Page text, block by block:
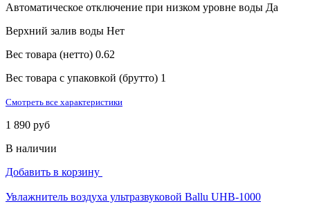
Автоматическое отключение при низком уровне воды Да
Верхний залив воды Нет
Вес товара (нетто) 0.62
Вес товара с упаковкой (брутто) 1
Смотреть все характеристики
1 890 руб
В наличии
Добавить в корзину
Увлажнитель воздуха ультразвуковой Ballu UHB-1000